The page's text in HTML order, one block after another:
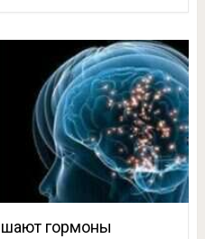
гормоны